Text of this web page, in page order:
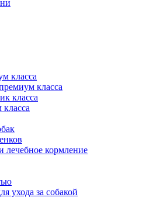
класса
класса
класса
лечебное кормление
ухода за собакой